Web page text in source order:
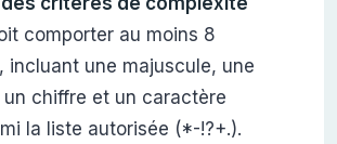
comporter au moins 8
incluant une majuscule, une
un chiffre et un caractère
la liste autorisée (*-!?+.).